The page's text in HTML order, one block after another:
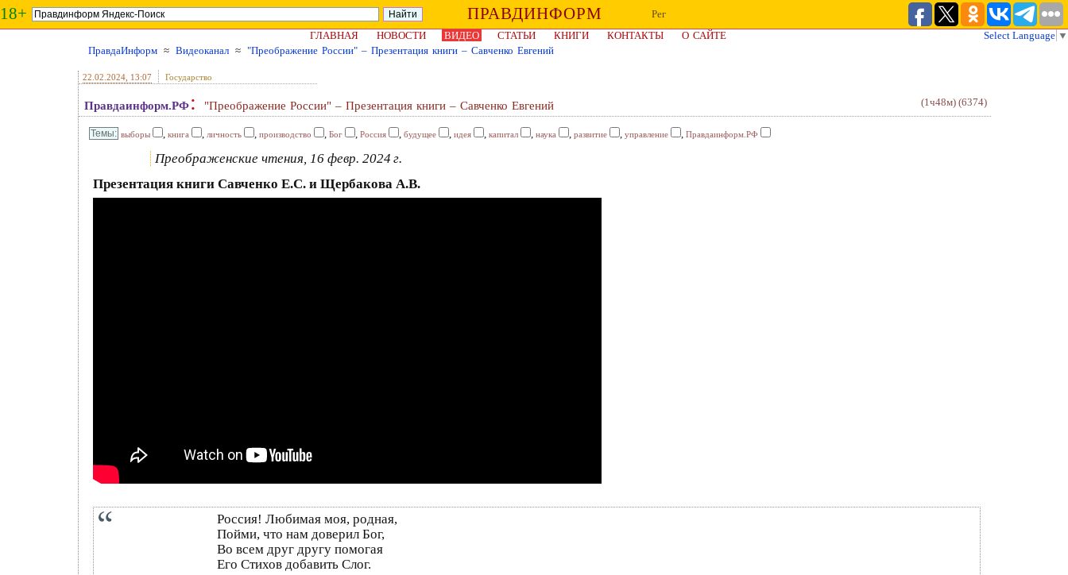
18+ ПРАВДИНФОРМ
Рег
ГЛАВНАЯ
НОВОСТИ ВИДЕО СТАТЬИ КНИГИ КОНТАКТЫ О САЙТЕ Select Language ▼
ПравдаИнформ ≈ Видеоканал ≈ "Преображение России" – Презентация книги – Савченко Евгений
22.02.2024 , 13:07 Государство
Правдаинформ.РФ: "Преображение России" – Презентация книги – Савченко Евгений (1ч48м) (6374)
выборы , книга , личность , производство , Бог , Россия , будущее , идея , капитал , наука , развитие , управление , Правдаинформ.РФ
Преображенские чтения, 16 февр. 2024 г.
Презентация книги Савченко Е.С. и Щербакова А.В.
Россия! Любимая моя, родная,
Пойми, что нам доверил Бог,
Во всем друг другу помогая
Его Стихов добавить Слог.